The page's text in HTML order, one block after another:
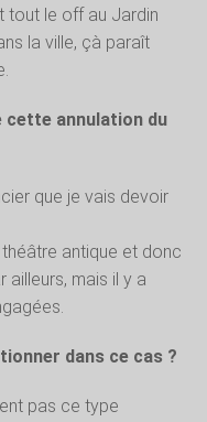
tout le off au Jardin
la ville, çà paraît
cette annulation du
que je vais devoir
théâtre antique et donc
ailleurs, mais il y a
dans ce cas ?
pas ce type